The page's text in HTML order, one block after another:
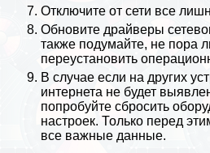
Отключите от сети все
Обновите драйверы
также подумайте, не пора
переустановить
В случае если на других
интернета не будет
попробуйте сбросить
настроек. Только перед
все важные данные.